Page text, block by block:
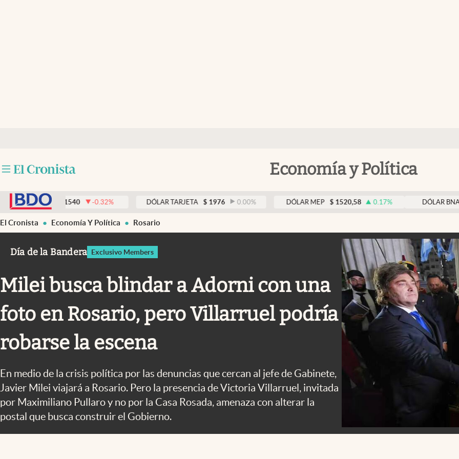
Economía y Política
Otras secciones
Infotechnology
Clase
Mundial 2026
Eventos Corporativos
El Cronista Studio
Mediakit
abre en nueva pestaña
$ 1540 -0.32 % DÓLAR TARJETA $ 1976 0.00% DÓLAR MEP $ 1520,58 0.17% DÓLAR BNA $ 1520
El Cronista Economía Y Política Rosario
Día de la Bandera Exclusivo Members
Milei busca blindar a Adorni con una
foto en Rosario, pero Villarruel podría
robarse la escena
En medio de la crisis política por las denuncias que cercan al jefe de Gabinete,
Javier Milei viajará a Rosario. Pero la presencia de Victoria Villarruel, invitada
por Maximiliano Pullaro y no por la Casa Rosada, amenaza con alterar la
postal que busca construir el Gobierno.